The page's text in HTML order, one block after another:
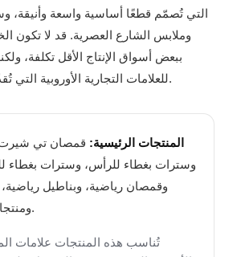
التي تُصمّم قطعًا أساسية واسعة وأنيقة،
وملابس الشارع العصرية. قد لا تكون
ببعض أسواق الإنتاج الأقل تكلفة،
للعلامات التجارية الأوروبية التي تُقدّر السرعة والموقع.
المنتجات الرئيسية: قمصان تي شيرت
وسترات بغطاء للرأس، وسترات بغطاء
وقمصان رياضية، وبناطيل
ومنتجات من الصوف.
تُناسب هذه المنتجات علامات